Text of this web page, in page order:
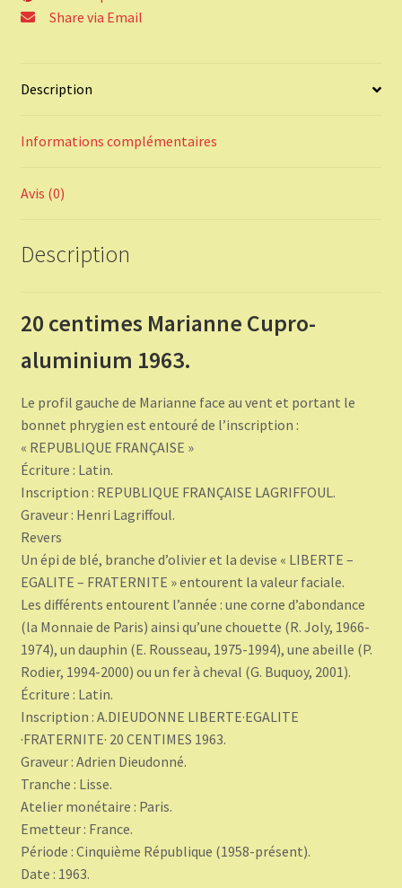
Share via Email
Description
Informations complémentaires
Avis (0)
Description
20 centimes Marianne Cupro-
aluminium 1963.
Le profil gauche de Marianne face au vent et portant le
bonnet phrygien est entouré de l’inscription :
« REPUBLIQUE FRANÇAISE »
Écriture : Latin.
Inscription : REPUBLIQUE FRANÇAISE LAGRIFFOUL.
Graveur : Henri Lagriffoul.
Revers
Un épi de blé, branche d’olivier et la devise « LIBERTE –
EGALITE – FRATERNITE » entourent la valeur faciale.
Les différents entourent l’année : une corne d’abondance
(la Monnaie de Paris) ainsi qu’une chouette (R. Joly, 1966-
1974), un dauphin (E. Rousseau, 1975-1994), une abeille (P.
Rodier, 1994-2000) ou un fer à cheval (G. Buquoy, 2001).
Écriture : Latin.
Inscription : A.DIEUDONNE LIBERTE·EGALITE
·FRATERNITE· 20 CENTIMES 1963.
Graveur : Adrien Dieudonné.
Tranche : Lisse.
Atelier monétaire : Paris.
Emetteur : France.
Période : Cinquième République (1958-présent).
Date : 1963.